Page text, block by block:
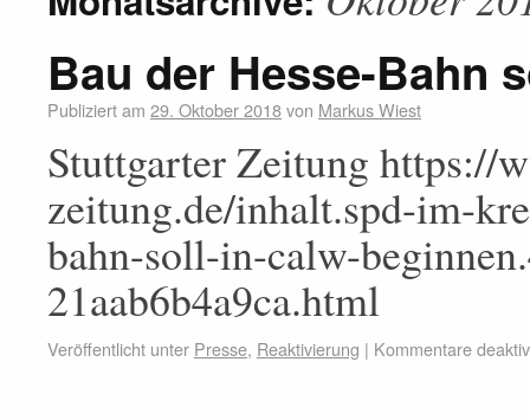
Bau der Hesse-Bahn
Publiziert am 29. Oktober 2018von Markus Wiest
Stuttgarter Zeitung https://
zeitung.de/inhalt.spd-im-
bahn-soll-in-calw-
21aab6b4a9ca.html
Veröffentlicht unter Presse, Reaktivierung | Kommentare